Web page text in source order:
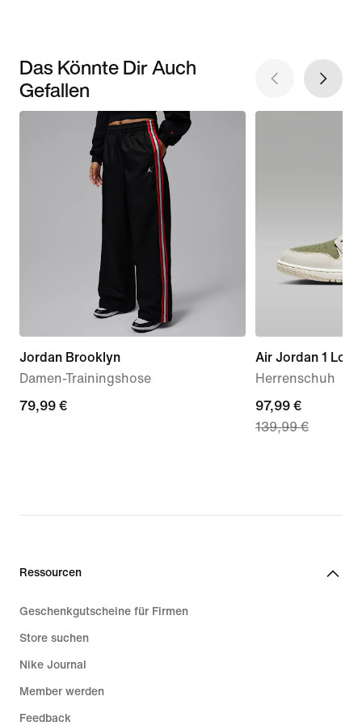
Das Könnte Dir Auch
Gefallen
Jordan Brooklyn
Damen-Trainingshose
79,99 €
79,99 €
Air Jordan 1 Low
Herrenschuh
current
price
139,99 €
97,99 €
139,99 €
Ressourcen
Geschenkgutscheine für Firmen
Store suchen
Nike Journal
Member werden
Feedback